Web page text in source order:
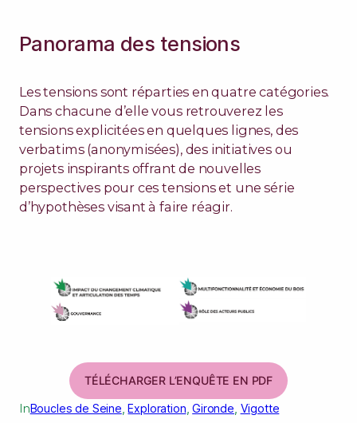
Panorama des tensions
Les tensions sont réparties en quatre catégories.
Dans chacune d’elle vous retrouverez les
tensions explicitées en quelques lignes, des
verbatims (anonymisées), des initiatives ou
projets inspirants offrant de nouvelles
perspectives pour ces tensions et une série
d’hypothèses visant à faire réagir.
TÉLÉCHARGER L’ENQUÊTE EN PDF
InBoucles de Seine, Exploration, Gironde, Vigotte